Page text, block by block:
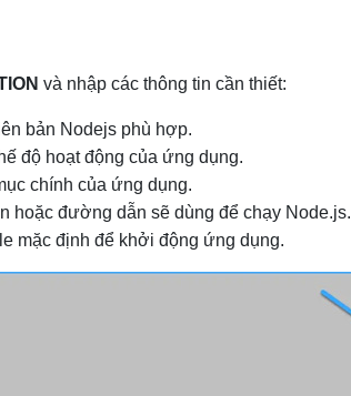
và nhập các thông tin cần thiết:
bản Nodejs phù hợp.
độ hoạt động của ứng dụng.
chính của ứng dụng.
hoặc đường dẫn sẽ dùng để chạy Node.js.
mặc định để khởi động ứng dụng.